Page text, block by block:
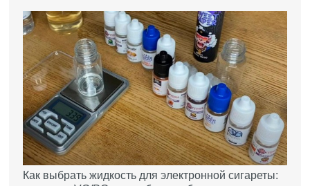
Как выбрать жидкость для электронной сигареты: